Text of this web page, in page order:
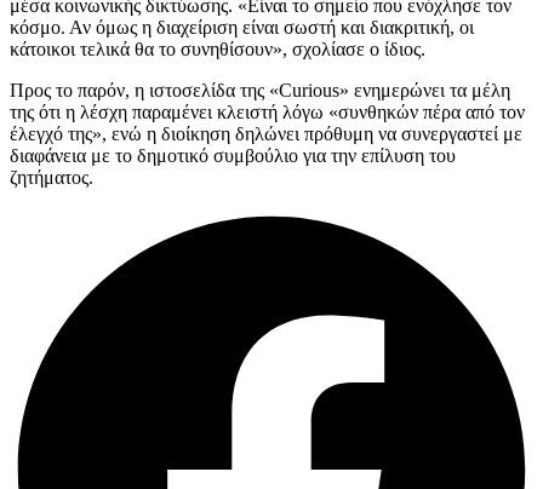
μέσα κοινωνικής δικτύωσης. «Είναι το σημείο που ενόχλησε τον
κόσμο. Αν όμως η διαχείριση είναι σωστή και διακριτική, οι
κάτοικοι τελικά θα το συνηθίσουν», σχολίασε ο ίδιος.
Προς το παρόν, η ιστοσελίδα της «Curious» ενημερώνει τα μέλη
της ότι η λέσχη παραμένει κλειστή λόγω «συνθηκών πέρα από τον
έλεγχό της», ενώ η διοίκηση δηλώνει πρόθυμη να συνεργαστεί με
διαφάνεια με το δημοτικό συμβούλιο για την επίλυση του
ζητήματος.